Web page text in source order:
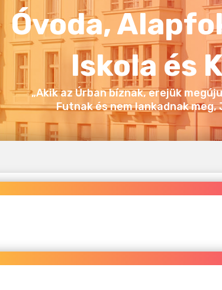
Óvoda,
Iskola és
„Akik az Úrban bíznak, erejük
Futnak és nem lankadnak